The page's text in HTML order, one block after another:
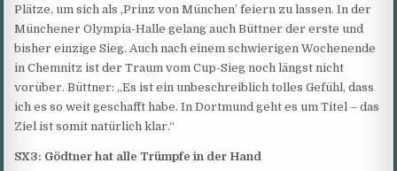
Plätze, um sich als ‚Prinz von München’ feiern zu lassen. In der
Münchener Olympia-Halle gelang auch Büttner der erste und
bisher einzige Sieg. Auch nach einem schwierigen Wochenende
in Chemnitz ist der Traum vom Cup-Sieg noch längst nicht
vorüber. Büttner: „Es ist ein unbeschreiblich tolles Gefühl, dass
ich es so weit geschafft habe. In Dortmund geht es um Titel – das
Ziel ist somit natürlich klar.“
SX3: Gödtner hat alle Trümpfe in der Hand